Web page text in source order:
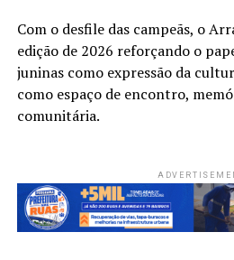
Com o desfile das campeãs, o
edição de 2026 reforçando o
juninas como expressão da
como espaço de encontro,
comunitária.